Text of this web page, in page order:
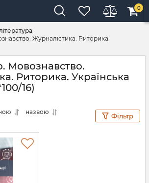
0
Журналістика. Риторика.
Мовознавство.
Риторика. Українська
16)
назвою
Фільтр